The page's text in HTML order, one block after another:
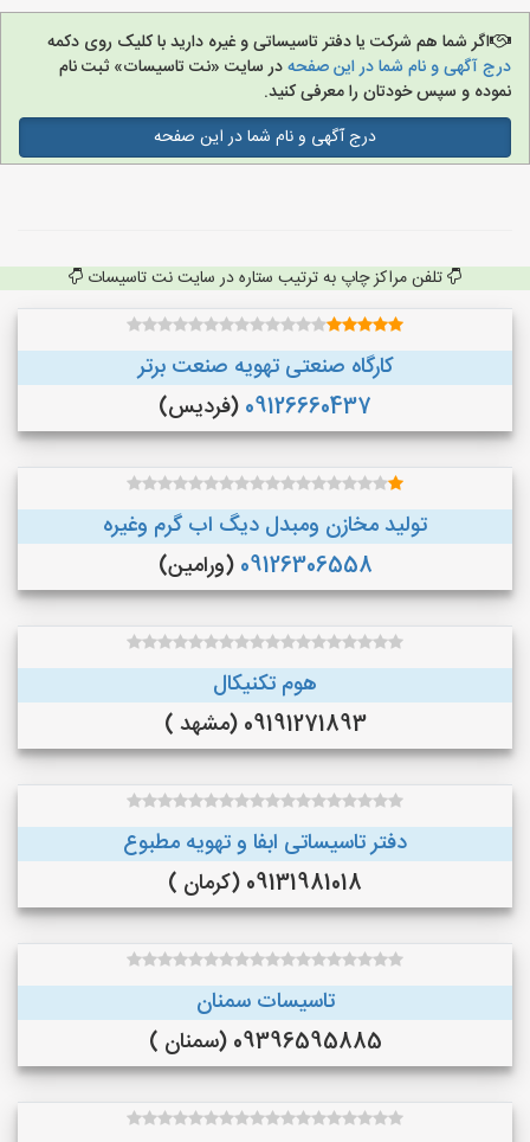
اگر شما هم شرکت یا دفتر تاسیساتی و غیره دارید با کلیک روی دکمه
درج آگهی و نام شما در این صفحهدر سایت «نت تاسیسات» ثبت نام
نموده و سپس خودتان را معرفی کنید.
درج آگهی و نام شما در این صفحه
تلفن مراکز چاپ به ترتیب ستاره در سایت نت تاسیسات
کارگاه صنعتی تهویه صنعت برتر
09126660437 (فردیس)
تولید مخازن ومبدل دیگ اب گرم وغیره
09126306558 (ورامین)
هوم تکنیکال
09191271893 (مشهد )
دفتر تاسیساتی ابفا و تهویه مطبوع
09131981018 (کرمان )
تاسیسات سمنان
09396595885 (سمنان )